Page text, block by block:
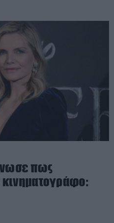
πως
κινηματογράφο: